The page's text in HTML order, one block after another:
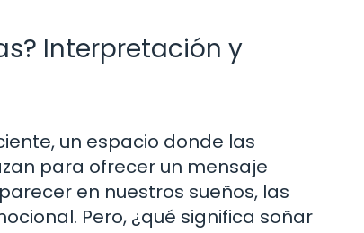
Interpretación y
un espacio donde las
para ofrecer un mensaje
en nuestros sueños, las
Pero, ¿qué significa soñar